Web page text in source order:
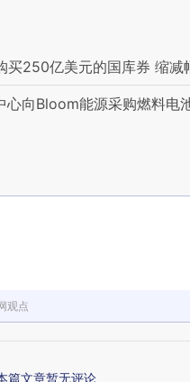
买250亿美元的国库券 缩减
向Bloom能源采购燃料电
观点
篇文章暂无评论